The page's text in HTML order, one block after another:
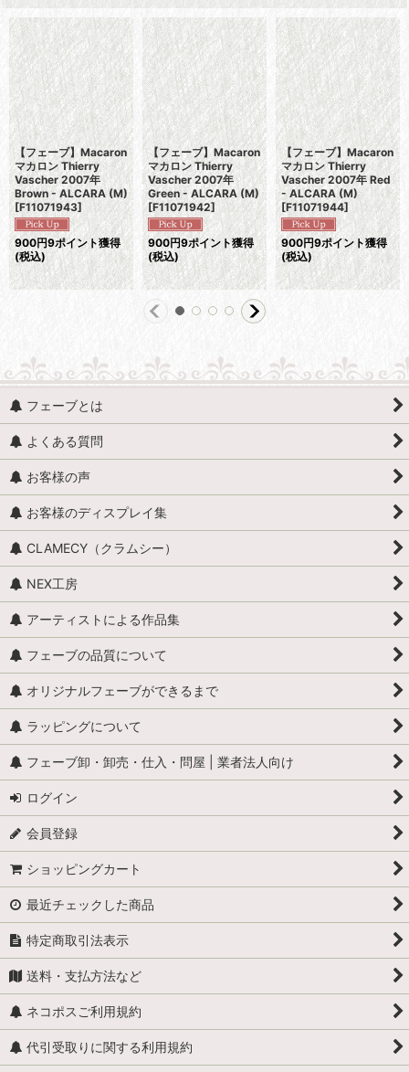
【フェーブ】Macaron
マカロン Thierry
Vascher 2007年
Brown - ALCARA (M)
[F11071943]
900円9ポイント獲得
(税込)
【フェーブ】Macaron
マカロン Thierry
Vascher 2007年
Green - ALCARA (M)
[F11071942]
900円9ポイント獲得
(税込)
【フェーブ】Macaron
マカロン Thierry
Vascher 2007年 Red
- ALCARA (M)
[F11071944]
900円9ポイント獲得
(税込)
フェーブとは
よくある質問
お客様の声
お客様のディスプレイ集
CLAMECY（クラムシー）
NEX工房
アーティストによる作品集
フェーブの品質について
オリジナルフェーブができるまで
ラッピングについて
フェーブ卸・卸売・仕入・問屋 | 業者法人向け
ログイン
会員登録
ショッピングカート
最近チェックした商品
特定商取引法表示
送料・支払方法など
ネコポスご利用規約
代引受取りに関する利用規約